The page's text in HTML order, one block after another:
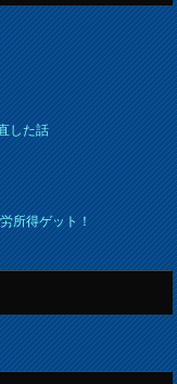
した話
所得ゲット！